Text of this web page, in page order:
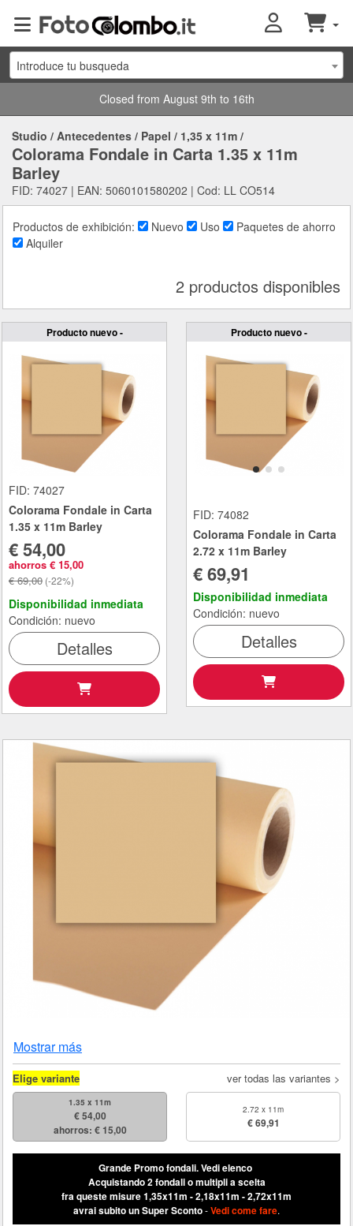
Introduce tu busqueda
Closed from August 9th to 16th
Studio / Antecedentes / Papel / 1,35 x 11m /
Colorama Fondale in Carta 1.35 x 11m
Barley
FID: 74027 | EAN: 5060101580202 | Cod: LL CO514
Productos de exhibición: Nuevo Uso
Paquetes de ahorro
Alquiler
2 productos disponibles
Producto nuevo -
FID: 74027
Colorama Fondale in Carta
1.35 x 11m Barley
€ 54,00
ahorros € 15,00
€ 69,00 (-22%)
Disponibilidad inmediata
Condición: nuevo
Detalles
Producto nuevo -
FID: 74082
Colorama Fondale in Carta
2.72 x 11m Barley
€ 69,91
Disponibilidad inmediata
Condición: nuevo
Detalles
Mostrar más
Elige variante ver todas las variantes >
1.35 x 11m
€ 54,00
ahorros: € 15,00
2.72 x 11m
€ 69,91
Grande Promo fondali.Vedi elenco
Acquistando 2 fondali o multipli a scelta
fra queste misure 1,35x11m - 2,18x11m - 2,72x11m
avrai subito un Super Sconto-Vedi come fare.